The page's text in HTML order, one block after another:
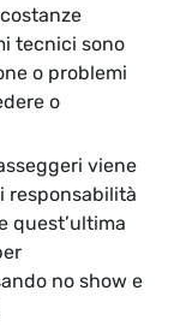
tecnici sono
o problemi
o
viene
responsabilità
quest’ultima
no show e